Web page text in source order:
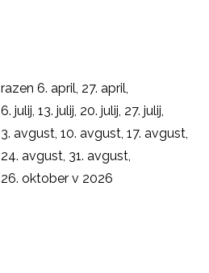
razen 6. april, 27. april,
6. julij, 13. julij, 20. julij, 27. julij,
3. avgust, 10. avgust, 17. avgust,
24. avgust, 31. avgust,
26. oktober v 2026